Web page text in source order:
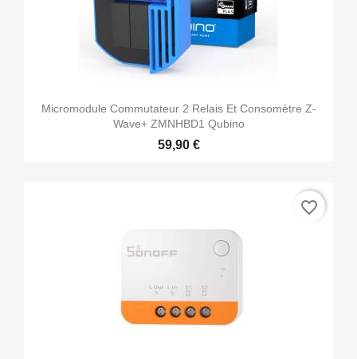
Micromodule Commutateur 2 Relais Et Consomètre Z-
Wave+ ZMNHBD1 Qubino
59,90 €
favorite_border